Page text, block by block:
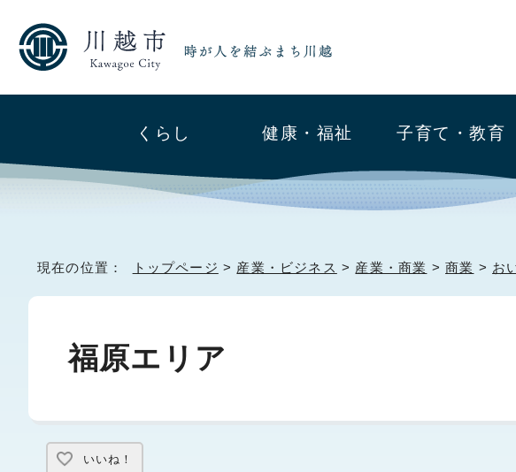
くらし 健康・福祉 子育て・教育
現在の位置： トップページ > 産業・ビジネス > 産業・商業 >商業 > お
福原エリア
いいね！